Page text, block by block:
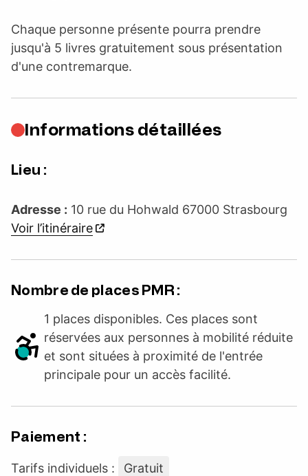
Chaque personne présente pourra prendre
jusqu'à 5 livres gratuitement sous présentation
d'une contremarque.
Informations détaillées
Lieu :
Adresse : 10 rue du Hohwald 67000 Strasbourg
Voir l’itinéraire
Nombre de places PMR :
1 places disponibles. Ces places sont
réservées aux personnes à mobilité réduite
et sont situées à proximité de l'entrée
principale pour un accès facilité.
Paiement :
Tarifs individuels : Gratuit